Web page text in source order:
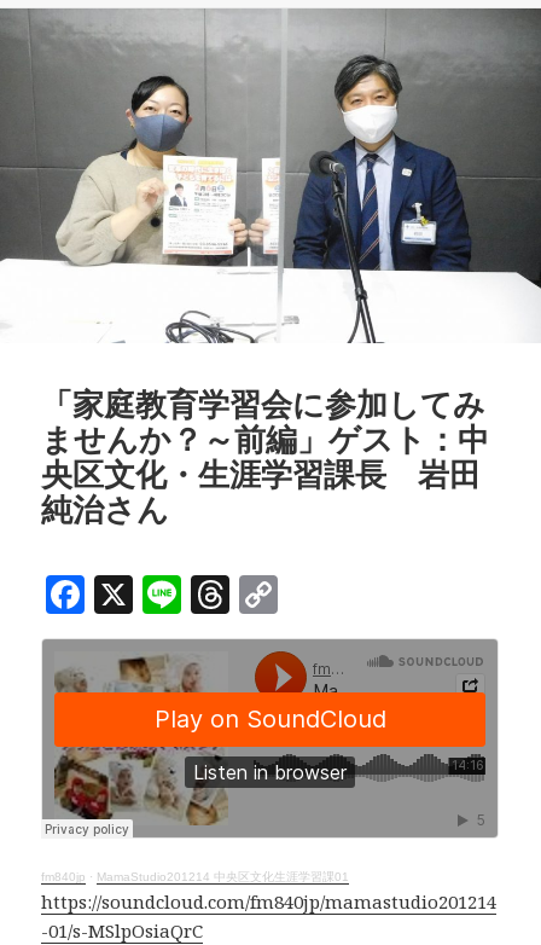
b
k
a
d n
「家庭教育学習会に参加してみ
ませんか？～前編」ゲスト：中
央区文化・生涯学習課長 岩田
純治さん
F
a
c
e
b
o
o
k
X Li
n
e
T
h
e
a
d
s
o
p
y
Li
n
k
fm840jp · MamaStudio201214 中央区文化生涯学習課01
https://soundcloud.com/fm840jp/mamastudio201214
-01/s-MSlpOsiaQrC